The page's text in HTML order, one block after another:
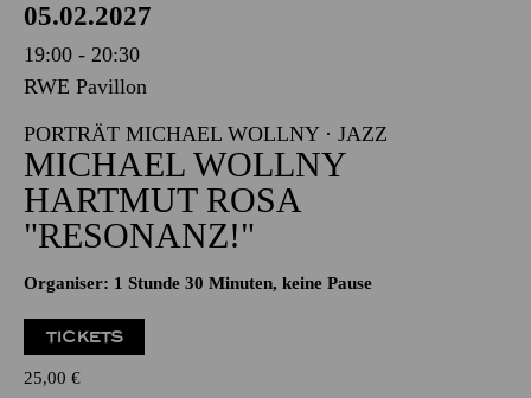
05.02.2027
19:00 - 20:30
RWE Pavillon
PORTRÄT MICHAEL WOLLNY · JAZZ
MICHAEL WOLLNY
HARTMUT ROSA
"RESONANZ!"
Organiser: 1 Stunde 30 Minuten, keine Pause
TICKETS
25,00 €